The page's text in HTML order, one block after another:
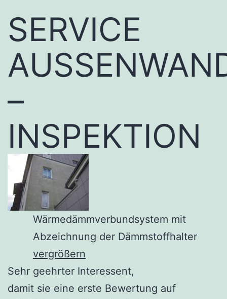
SERVICE
–
INSPEKTION
Wärmedämmverbundsystem mit
Abzeichnung der Dämmstoffhalter
vergrößern
Sehr geehrter Interessent,
damit sie eine erste Bewertung auf